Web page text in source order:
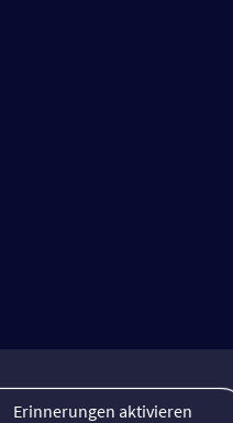
Erinnerungen aktivieren